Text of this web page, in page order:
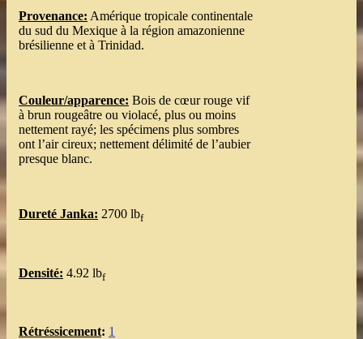
Provenance: Amérique tropicale continentale
du sud du Mexique à la région amazonienne
brésilienne et à Trinidad.
Couleur/apparence: Bois de cœur rouge vif
à brun rougeâtre ou violacé, plus ou moins
nettement rayé; les spécimens plus sombres
ont l’air cireux; nettement délimité de l’aubier
presque blanc.
Dureté Janka: 2700 lbf
Densité: 4.92 lbf
Rétréssicement: 1